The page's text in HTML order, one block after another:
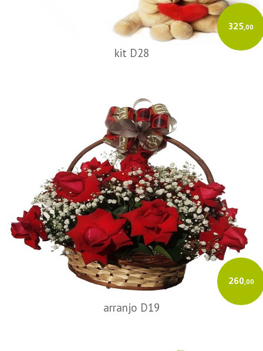
325,00
kit D28
260,00
arranjo D19